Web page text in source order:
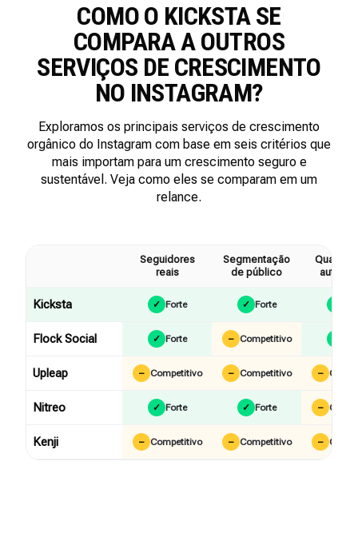
COMO O KICKSTA SE
COMPARA A OUTROS
SERVIÇOS DE CRESCIMENTO
NO INSTAGRAM?
Exploramos os principais serviços de crescimento
orgânico do Instagram com base em seis critérios que
mais importam para um crescimento seguro e
sustentável. Veja como eles se comparam em um
relance.
Seguidores
reais
Segmentação
de público
Kicksta ✓ Forte ✓ Forte
Flock Social ✓ Forte – Competitivo
Upleap – Competitivo – Competitivo –
Nitreo ✓ Forte ✓ Forte –
Kenji – Competitivo – Competitivo –